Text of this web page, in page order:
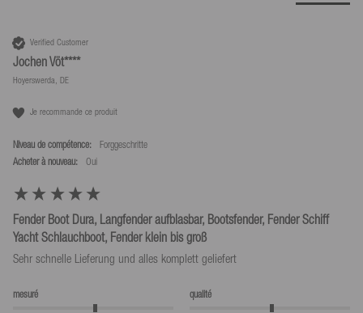
Verified Customer
Jochen Vöt****
Hoyerswerda, DE
Je recommande ce produit
Niveau de compétence:
Forggeschritte
Acheter à nouveau:
oui
Fender Boot Dura, Langfender aufblasbar, Bootsfender, Fender Schiff
Yacht Schlauchboot, Fender klein bis groß
Sehr schnelle Lieferung und alles komplett geliefert
mesuré qualité